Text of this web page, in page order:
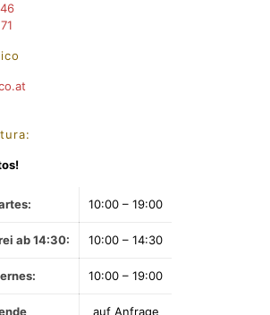
.at
:
10:00 – 19:00
ab 14:30: 10:00 – 14:30
10:00 – 19:00
auf Anfrage